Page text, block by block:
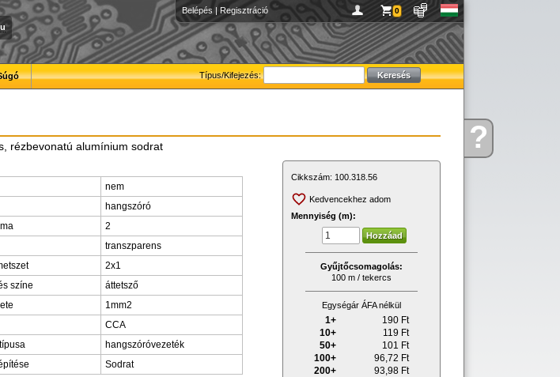
Kérdése?
Belépés | Regisztráció 0
Típus/Kifejezés:
rézbevonatú alumínium sodrat
nem
hangszóró
2
transzparens
2x1
színe
áttetsző
1mm2
CCA
hangszóróvezeték
Sodrat
Cikkszám: 100.318.56
Kedvencekhez adom
Mennyiség (m):
Gyűjtőcsomagolás:
100 m / tekercs
Egységár ÁFA nélkül
1+ 190 Ft
10+
119 Ft
50+
101 Ft
100+
96,72 Ft
200+
93,98 Ft